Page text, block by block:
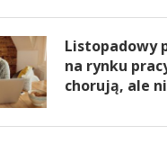
Listopadowy
na rynku
chorują, ale